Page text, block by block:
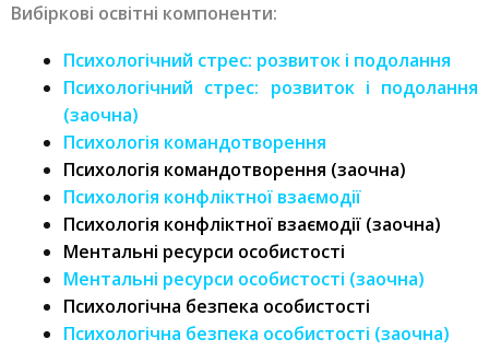
Вибіркові освітні компоненти:
Психологічний стрес: розвиток і подолання
Психологічний стрес: розвиток і подолання
(заочна)
Психологія командотворення
Психологія командотворення (заочна)
Психологія конфліктної взаємодії
Психологія конфліктної взаємодії (заочна)
Ментальні ресурси особистості
Ментальні ресурси особистості (заочна)
Психологічна безпека особистості
Психологічна безпека особистості (заочна)